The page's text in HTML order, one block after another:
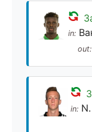
in:
out:
in: